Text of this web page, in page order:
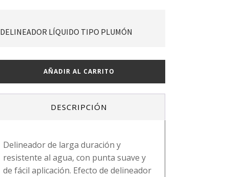
DELINEADOR LÍQUIDO TIPO PLUMÓN
AÑADIR AL CARRITO
DESCRIPCIÓN
Delineador de larga duración y
resistente al agua, con punta suave y
de fácil aplicación. Efecto de delineador